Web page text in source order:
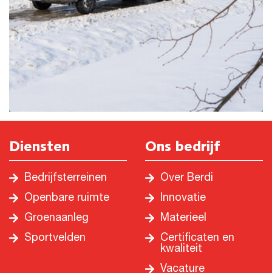
Diensten
Bedrijfsterreinen
Openbare ruimte
Groenaanleg
Sportvelden
Ons bedrijf
Over Berdi
Innovatie
Materieel
Certificaten en
kwaliteit
Vacature